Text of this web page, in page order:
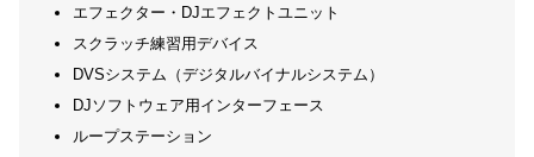
エフェクター・DJエフェクトユニット
スクラッチ練習用デバイス
DVSシステム（デジタルバイナルシステム）
DJソフトウェア用インターフェース
ループステーション